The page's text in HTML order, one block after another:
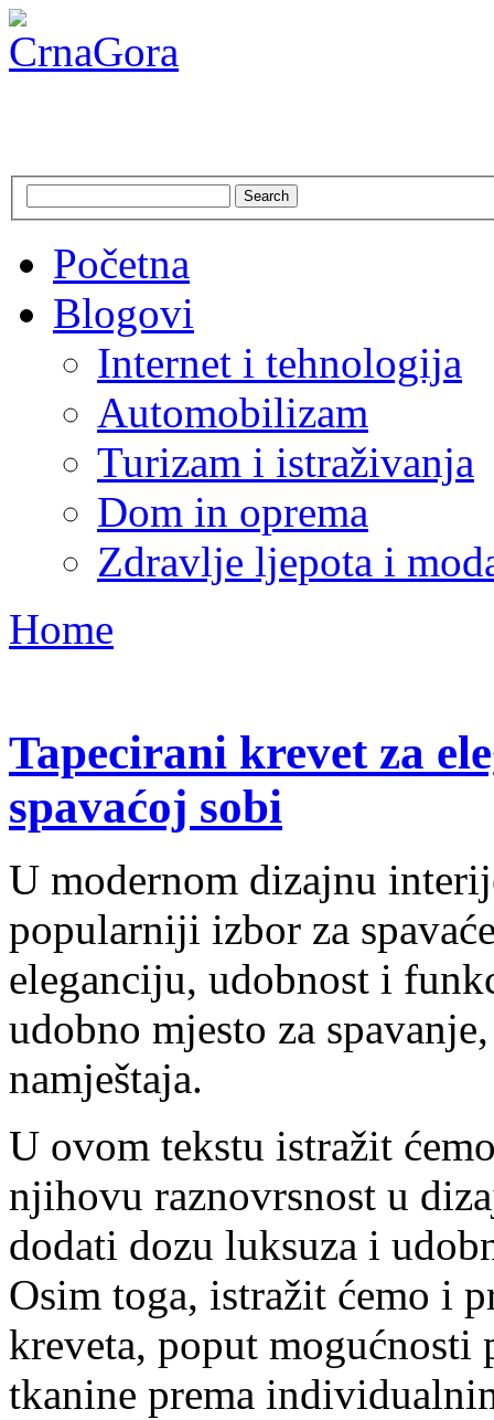
Search
Početna
Blogovi
Internet i tehnologija
Automobilizam
Turizam i istraživanja
Dom in oprema
Zdravlje ljepota i
Home
Tapecirani krevet za
spavaćoj sobi
U modernom dizajnu
popularniji izbor za
eleganciju, udobnost i
udobno mjesto za
namještaja.
U ovom tekstu istražit
njihovu raznovrsnost u
dodati dozu luksuza i
Osim toga, istražit ćemo i
kreveta, poput
tkanine prema